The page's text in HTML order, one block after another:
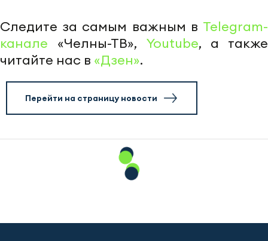
Следите за самым важным в Telegram-
канале «Челны-ТВ», Youtube, а также
читайте нас в «Дзен».
Перейти на страницу новости